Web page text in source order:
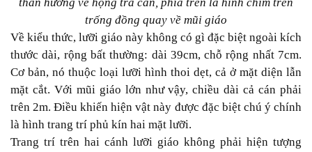
trống đồng quay về mũi giáo
Về kiểu thức, lưỡi giáo này không có gì đặc biệt ngoài kích
thước dài, rộng bất thường: dài 39cm, chỗ rộng nhất 7cm.
Cơ bản, nó thuộc loại lưỡi hình thoi dẹt, cả ở mặt diện lẫn
mặt cắt. Với mũi giáo lớn như vậy, chiều dài cả cán phải
trên 2m. Điều khiến hiện vật này được đặc biệt chú ý chính
là hình trang trí phủ kín hai mặt lưỡi.
Trang trí trên hai cánh lưỡi giáo không phải hiện tượng